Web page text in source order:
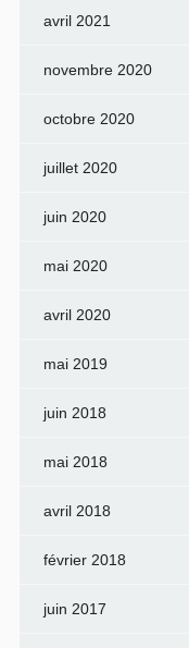
avril 2021
novembre 2020
octobre 2020
juillet 2020
juin 2020
mai 2020
avril 2020
mai 2019
juin 2018
mai 2018
avril 2018
février 2018
juin 2017